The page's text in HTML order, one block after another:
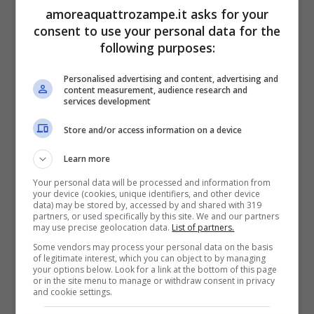
affidò il “controllo” della stazione alla gattina
quest’ultima diede inizio a una nuova epoca
per quel luogo, trasformando ogni sosta dei
passeggeri in un’esperienza unica. Con il
passare del tempo il legame tra gli abitanti
del posto, i viaggiatori e Tama andò a
intensificarsi, divenendo un luogo magico per
tutti.
La storia del gatto Tama e
l’inaugurazione della stazione
ferroviaria dei gatti
amoreaquattrozampe.it asks for your
consent to use your personal data for the
following purposes:
Personalised advertising and content, advertising and
content measurement, audience research and
services development
Store and/or access information on a device
Learn more
Your personal data will be processed and information from
your device (cookies, unique identifiers, and other device
data) may be stored by, accessed by and shared with 319
partners, or used specifically by this site. We and our partners
may use precise geolocation data. List of partners.
Some vendors may process your personal data on the basis
of legitimate interest, which you can object to by managing
your options below. Look for a link at the bottom of this page
or in the site menu to manage or withdraw consent in privacy
and cookie settings.